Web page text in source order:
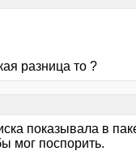
разница то ?
показывала в
мог поспорить.